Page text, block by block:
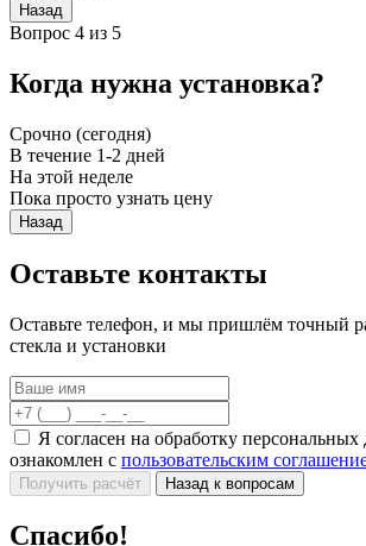
Назад
Вопрос 4 из 5
Когда нужна установка?
Срочно (сегодня)
В течение 1-2 дней
На этой неделе
Пока просто узнать цену
Назад
Оставьте контакты
Оставьте телефон, и мы пришлём точный
стекла и установки
Я согласен на обработку
ознакомлен с пользовательским
Получить расчёт Назад к вопросам
Спасибо!